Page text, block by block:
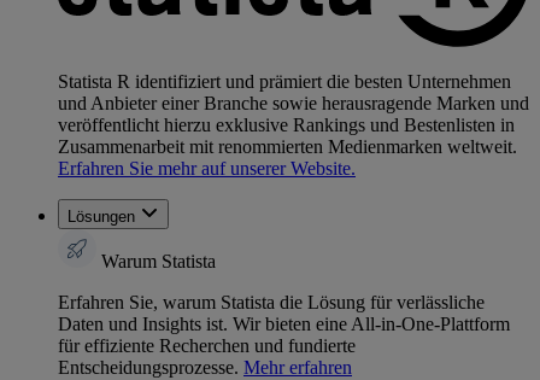
Statista R identifiziert und prämiert die besten Unternehmen
und Anbieter einer Branche sowie herausragende Marken und
veröffentlicht hierzu exklusive Rankings und Bestenlisten in
Zusammenarbeit mit renommierten Medienmarken weltweit.
Erfahren Sie mehr auf unserer Website.
Lösungen
Warum Statista
Erfahren Sie, warum Statista die Lösung für verlässliche
Daten und Insights ist. Wir bieten eine All-in-One-Plattform
für effiziente Recherchen und fundierte
Entscheidungsprozesse. Mehr erfahren